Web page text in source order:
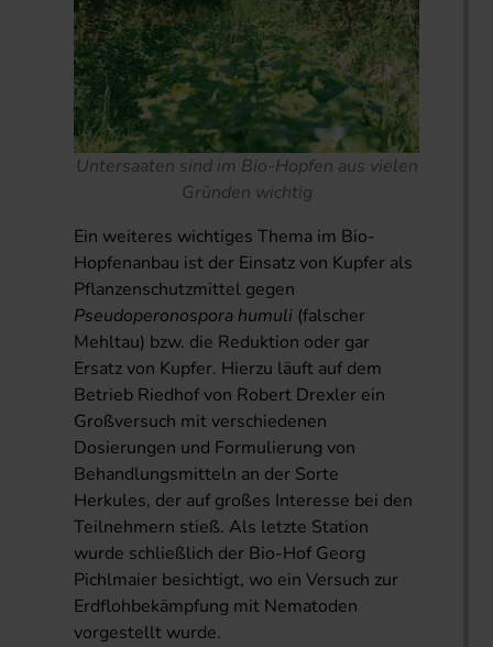
Untersaaten sind im Bio-Hopfen aus vielen
Gründen wichtig
Ein weiteres wichtiges Thema im Bio-
Hopfenanbau ist der Einsatz von Kupfer als
Pflanzenschutzmittel gegen
Pseudoperonospora humuli (falscher
Mehltau) bzw. die Reduktion oder gar
Ersatz von Kupfer. Hierzu läuft auf dem
Betrieb Riedhof von Robert Drexler ein
Großversuch mit verschiedenen
Dosierungen und Formulierung von
Behandlungsmitteln an der Sorte
Herkules, der auf großes Interesse bei den
Teilnehmern stieß. Als letzte Station
wurde schließlich der Bio-Hof Georg
Pichlmaier besichtigt, wo ein Versuch zur
Erdflohbekämpfung mit Nematoden
vorgestellt wurde.